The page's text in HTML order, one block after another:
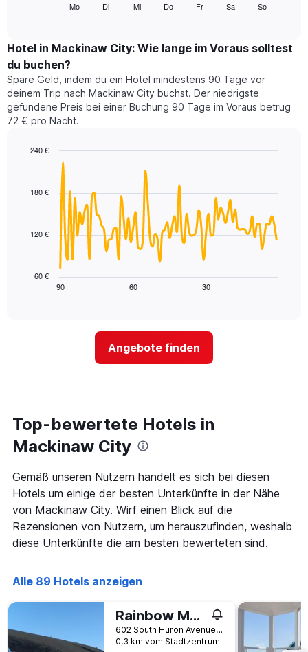
hat
1
Y-
Achse,
die
den
durchschnittlichen
anzeigt.
den
durchschnittlichen
Preis
eines
Zimmers
für
den
Wochentag.
Diagramm
hat
die
Wochentage
anzeigt.
anzeigt.
Mo Di Mi Do Fr Sa So
Hotel in Mackinaw City: Wie lange im Voraus solltest
du buchen?
Spare Geld, indem du ein Hotel mindestens 90 Tage vor
deinem Trip nach Mackinaw City buchst. Der niedrigste
gefundene Preis bei einer Buchung 90 Tage im Voraus betrug
72 € pro Nacht.
with
90
folgende
Diagramm
das
Aufenthaltsdatum
rückt.
Diagramm
hat
1
X-
Achse,
die
der
Tage
Aufenthalt
90 60 30
60 €
120 €
180 €
240 €
Angebote finden
Top-bewertete Hotels in
Mackinaw City
Gemäß unseren Nutzern handelt es sich bei diesen
Hotels um einige der besten Unterkünfte in der Nähe
von Mackinaw City. Wirf einen Blick auf die
Rezensionen von Nutzern, um herauszufinden, weshalb
diese Unterkünfte die am besten bewerteten sind.
Alle 89 Hotels anzeigen
Rainbow Motel
602 South Huron Avenue, Mackinaw City, MI, USA
0,3 km vom Stadtzentrum